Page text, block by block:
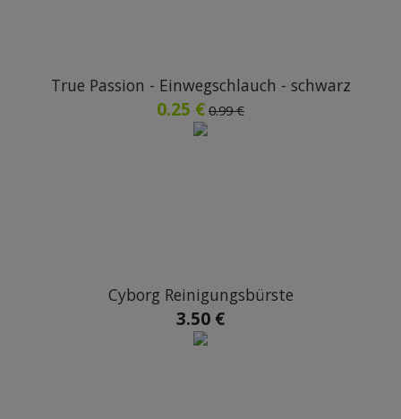
True Passion - Einwegschlauch - schwarz
0.25 € 0.99 €
Cyborg Reinigungsbürste
3.50 €